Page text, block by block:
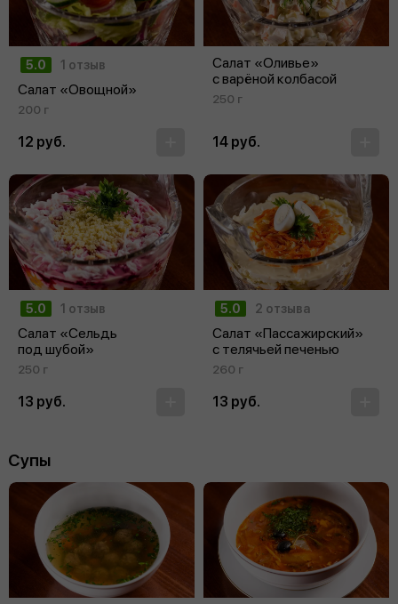
5.0 1 отзыв
Салат «Овощной»
200 г
12 руб.
Салат «Оливье»
с варёной колбасой
250 г
14 руб.
5.0 1 отзыв
Салат «Сельдь
под шубой»
250 г
13 руб.
5.0 2 отзыва
Салат «Пассажирский»
с телячьей печенью
260 г
13 руб.
Супы